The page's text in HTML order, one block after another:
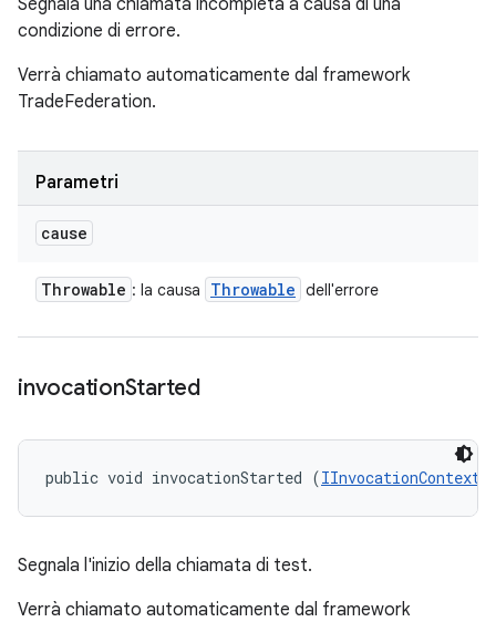
Segnala una chiamata incompleta a causa di una
condizione di errore.
Verrà chiamato automaticamente dal framework
TradeFederation.
Parametri
cause
Throwable : la causa Throwable dell'errore
invocationStarted
public void invocationStarted (IInvocationContext
Segnala l'inizio della chiamata di test.
Verrà chiamato automaticamente dal framework